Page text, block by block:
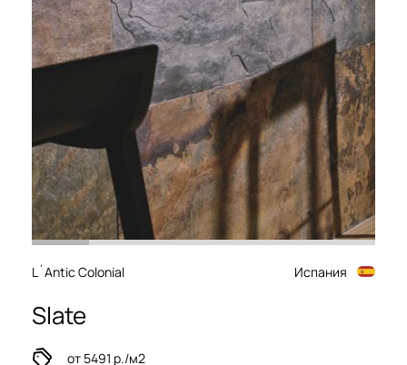
L´Antic Colonial Испания
Slate
от 5491 р./м2